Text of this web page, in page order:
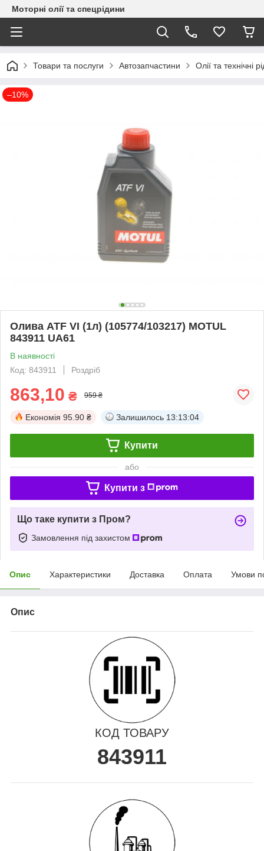
Моторні олії та спецрідини
Товари та послуги Автозапчастини Олії та технічні
–10%
Олива ATF VI (1л) (105774/103217) MOTUL
843911 UA61
В наявності
Код: 843911
Роздріб
863,10 ₴ 959 ₴
Економія 95.90 ₴ Залишилось 13:13:03
Купити
або
Купити з
Що таке купити з Пром?
Замовлення під захистом
Опис Характеристики Доставка Оплата Умови
Опис
КОД ТОВАРУ
843911